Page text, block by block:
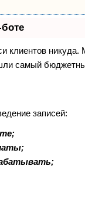
клиентов
самый
записей: